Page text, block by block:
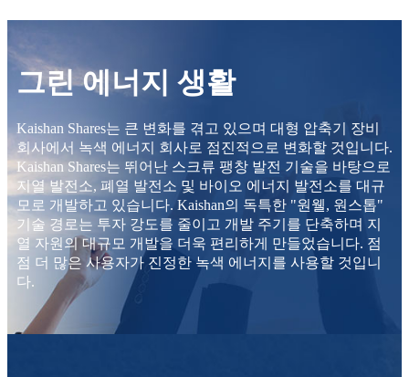
그린 에너지 생활
Kaishan Shares는 큰 변화를 겪고 있으며 대형 압축기 장비
회사에서 녹색 에너지 회사로 점진적으로 변화할 것입니다.
Kaishan Shares는 뛰어난 스크류 팽창 발전 기술을 바탕으로
지열 발전소, 폐열 발전소 및 바이오 에너지 발전소를 대규
모로 개발하고 있습니다. Kaishan의 독특한 "원웰, 원스톱"
기술 경로는 투자 강도를 줄이고 개발 주기를 단축하며 지
열 자원의 대규모 개발을 더욱 편리하게 만들었습니다. 점
점 더 많은 사용자가 진정한 녹색 에너지를 사용할 것입니
다.